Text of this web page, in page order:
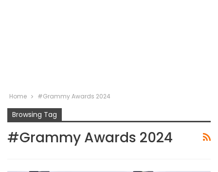
Home #Grammy Awards 2024
Browsing Tag
#Grammy Awards 2024